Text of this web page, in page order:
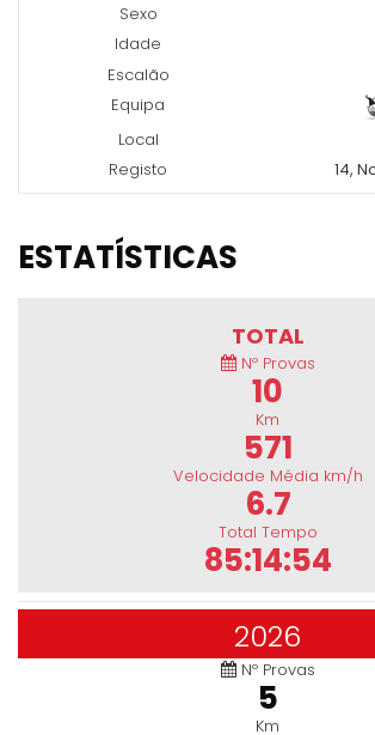
Sexo
Idade
Escalão
Equipa
Local
Registo
14,
ESTATÍSTICAS
TOTAL
Nº Provas
10
Km
571
Velocidade Média km/h
6.7
Total Tempo
85:14:54
2026
Nº Provas
5
Km